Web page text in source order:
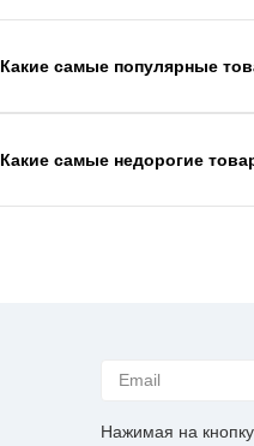
Какие самые популярные
Какие самые недорогие
Нажимая на